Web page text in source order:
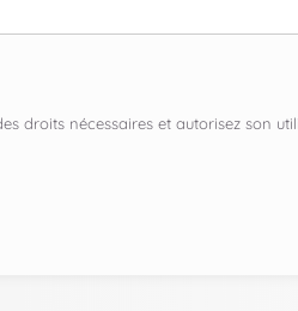
droits nécessaires et autorisez son